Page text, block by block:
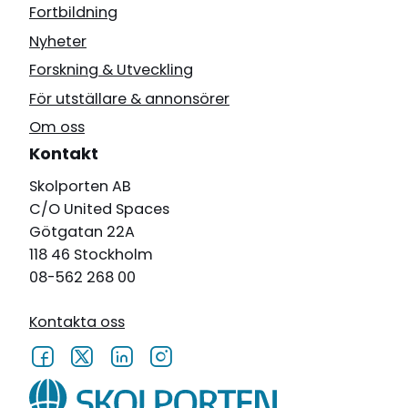
Fortbildning
Nyheter
Forskning & Utveckling
För utställare & annonsörer
Om oss
Kontakt
Skolporten AB
C/O United Spaces
Götgatan 22A
118 46 Stockholm
08-562 268 00
Kontakta oss